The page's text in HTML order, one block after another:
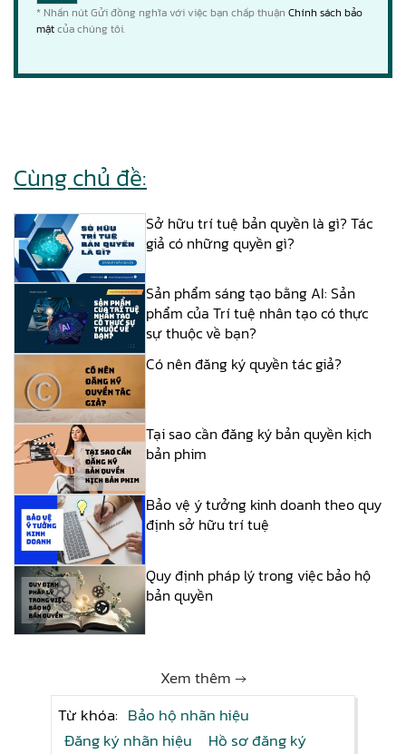
* Nhấn nút Gửi đồng nghĩa với việc bạn chấp thuận Chính sách bảo
mậtcủa chúng tôi.
Cùng chủ đề:
Sở hữu trí tuệ bản quyền là gì? Tác
giả có những quyền gì?
Sản phẩm sáng tạo bằng AI: Sản
phẩm của Trí tuệ nhân tạo có thực
sự thuộc về bạn?
Có nên đăng ký quyền tác giả?
Tại sao cần đăng ký bản quyền kịch
bản phim
Bảo vệ ý tưởng kinh doanh theo quy
định sở hữu trí tuệ
Quy định pháp lý trong việc bảo hộ
bản quyền
Xem thêm →
Từ khóa: Bảo hộ nhãn hiệu
Đăng ký nhãn hiệu
Hồ sơ đăng ký